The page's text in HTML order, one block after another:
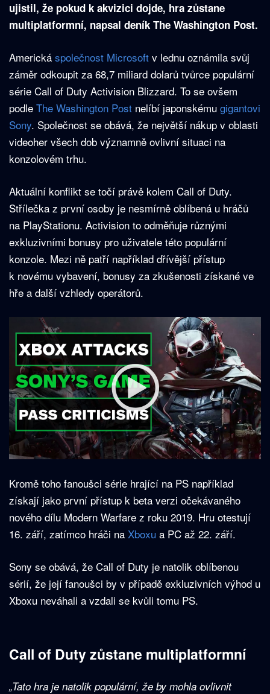
ujistil, že pokud k akvizici dojde, hra zůstane
multiplatformní, napsal deník The Washington Post.
Americká společnost Microsoft v lednu oznámila svůj
záměr odkoupit za 68,7 miliard dolarů tvůrce populární
série Call of Duty Activision Blizzard. To se ovšem
podle The Washington Post nelíbí japonskému gigantovi
Sony. Společnost se obává, že největší nákup v oblasti
videoher všech dob významně ovlivní situaci na
konzolovém trhu.
Aktuální konflikt se točí právě kolem Call of Duty.
Střílečka z první osoby je nesmírně oblíbená u hráčů
na PlayStationu. Activision to odměňuje různými
exkluzivními bonusy pro uživatele této populární
konzole. Mezi ně patří například dřívější přístup
k novému vybavení, bonusy za zkušenosti získané ve
hře a další vzhledy operátorů.
Kromě toho fanoušci série hrající na PS například
získají jako první přístup k beta verzi očekávaného
nového dílu Modern Warfare z roku 2019. Hru otestují
16. září, zatímco hráči na Xboxu a PC až 22. září.
Sony se obává, že Call of Duty je natolik oblíbenou
sérií, že její fanoušci by v případě exkluzivních výhod u
Xboxu neváhali a vzdali se kvůli tomu PS.
Call of Duty zůstane multiplatformní
„Tato hra je natolik populární, že by mohla ovlivnit